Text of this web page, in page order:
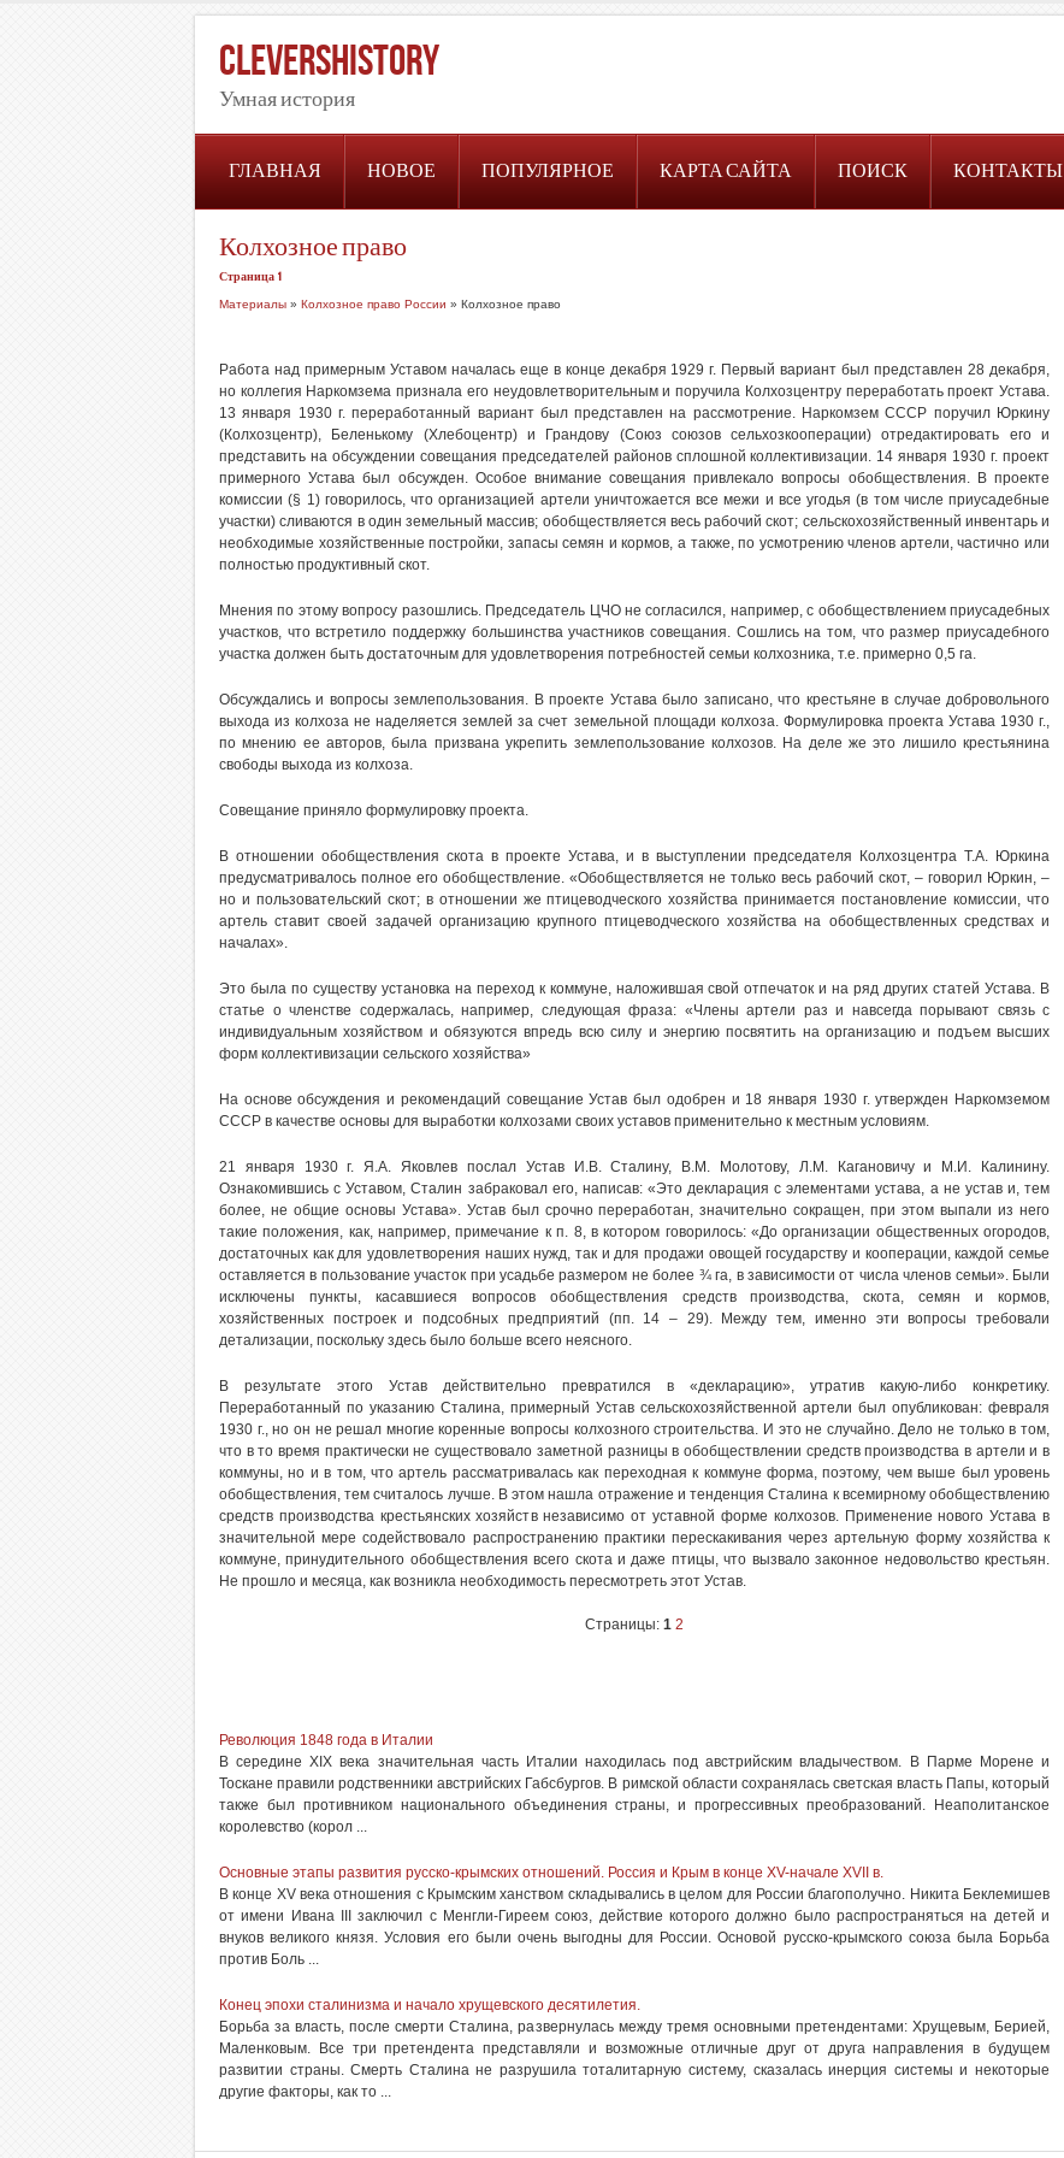
CleversHistory
Умная история
ГЛАВНАЯ НОВОЕ ПОПУЛЯРНОЕ КАРТА САЙТА ПОИСК КОНТАКТЫ
Колхозное право
Страница 1
Материалы » Колхозное право России » Колхозное право
Работа над примерным Уставом началась еще в конце декабря 1929 г. Первый вариант был представлен 28 декабря,
но коллегия Наркомзема признала его неудовлетворительным и поручила Колхозцентру переработать проект Устава.
13 января 1930 г. переработанный вариант был представлен на рассмотрение. Наркомзем СССР поручил Юркину
(Колхозцентр), Беленькому (Хлебоцентр) и Грандову (Союз союзов сельхозкооперации) отредактировать его и
представить на обсуждении совещания председателей районов сплошной коллективизации. 14 января 1930 г. проект
примерного Устава был обсужден. Особое внимание совещания привлекало вопросы обобществления. В проекте
комиссии (§ 1) говорилось, что организацией артели уничтожается все межи и все угодья (в том числе приусадебные
участки) сливаются в один земельный массив; обобществляется весь рабочий скот; сельскохозяйственный инвентарь и
необходимые хозяйственные постройки, запасы семян и кормов, а также, по усмотрению членов артели, частично или
полностью продуктивный скот.
Мнения по этому вопросу разошлись. Председатель ЦЧО не согласился, например, с обобществлением приусадебных
участков, что встретило поддержку большинства участников совещания. Сошлись на том, что размер приусадебного
участка должен быть достаточным для удовлетворения потребностей семьи колхозника, т.е. примерно 0,5 га.
Обсуждались и вопросы землепользования. В проекте Устава было записано, что крестьяне в случае добровольного
выхода из колхоза не наделяется землей за счет земельной площади колхоза. Формулировка проекта Устава 1930 г.,
по мнению ее авторов, была призвана укрепить землепользование колхозов. На деле же это лишило крестьянина
свободы выхода из колхоза.
Совещание приняло формулировку проекта.
В отношении обобществления скота в проекте Устава, и в выступлении председателя Колхозцентра Т.А. Юркина
предусматривалось полное его обобществление. «Обобществляется не только весь рабочий скот, – говорил Юркин, –
но и пользовательский скот; в отношении же птицеводческого хозяйства принимается постановление комиссии, что
артель ставит своей задачей организацию крупного птицеводческого хозяйства на обобществленных средствах и
началах».
Это была по существу установка на переход к коммуне, наложившая свой отпечаток и на ряд других статей Устава. В
статье о членстве содержалась, например, следующая фраза: «Члены артели раз и навсегда порывают связь с
индивидуальным хозяйством и обязуются впредь всю силу и энергию посвятить на организацию и подъем высших
форм коллективизации сельского хозяйства»
На основе обсуждения и рекомендаций совещание Устав был одобрен и 18 января 1930 г. утвержден Наркомземом
СССР в качестве основы для выработки колхозами своих уставов применительно к местным условиям.
21 января 1930 г. Я.А. Яковлев послал Устав И.В. Сталину, В.М. Молотову, Л.М. Кагановичу и М.И. Калинину.
Ознакомившись с Уставом, Сталин забраковал его, написав: «Это декларация с элементами устава, а не устав и, тем
более, не общие основы Устава». Устав был срочно переработан, значительно сокращен, при этом выпали из него
такие положения, как, например, примечание к п. 8, в котором говорилось: «До организации общественных огородов,
достаточных как для удовлетворения наших нужд, так и для продажи овощей государству и кооперации, каждой семье
оставляется в пользование участок при усадьбе размером не более ¾ га, в зависимости от числа членов семьи». Были
исключены пункты, касавшиеся вопросов обобществления средств производства, скота, семян и кормов,
хозяйственных построек и подсобных предприятий (пп. 14 – 29). Между тем, именно эти вопросы требовали
детализации, поскольку здесь было больше всего неясного.
В результате этого Устав действительно превратился в «декларацию», утратив какую-либо конкретику.
Переработанный по указанию Сталина, примерный Устав сельскохозяйственной артели был опубликован: февраля
1930 г., но он не решал многие коренные вопросы колхозного строительства. И это не случайно. Дело не только в том,
что в то время практически не существовало заметной разницы в обобществлении средств производства в артели и в
коммуны, но и в том, что артель рассматривалась как переходная к коммуне форма, поэтому, чем выше был уровень
обобществления, тем считалось лучше. В этом нашла отражение и тенденция Сталина к всемирному обобществлению
средств производства крестьянских хозяйств независимо от уставной форме колхозов. Применение нового Устава в
значительной мере содействовало распространению практики перескакивания через артельную форму хозяйства к
коммуне, принудительного обобществления всего скота и даже птицы, что вызвало законное недовольство крестьян.
Не прошло и месяца, как возникла необходимость пересмотреть этот Устав.
Страницы: 1 2
Революция 1848 года в Италии
В середине XIX века значительная часть Италии находилась под австрийским владычеством. В Парме Морене и
Тоскане правили родственники австрийских Габсбургов. В римской области сохранялась светская власть Папы, который
также был противником национального объединения страны, и прогрессивных преобразований. Неаполитанское
королевство (корол ...
Основные этапы развития русско-крымских отношений. Россия и Крым в конце XV-начале XVII в.
В конце XV века отношения с Крымским ханством складывались в целом для России благополучно. Никита Беклемишев
от имени Ивана III заключил с Менгли-Гиреем союз, действие которого должно было распространяться на детей и
внуков великого князя. Условия его были очень выгодны для России. Основой русско-крымского союза была Борьба
против Боль ...
Конец эпохи сталинизма и начало хрущевского десятилетия.
Борьба за власть, после смерти Сталина, развернулась между тремя основными претендентами: Хрущевым, Берией,
Маленковым. Все три претендента представляли и возможные отличные друг от друга направления в будущем
развитии страны. Смерть Сталина не разрушила тоталитарную систему, сказалась инерция системы и некоторые
другие факторы, как то ...